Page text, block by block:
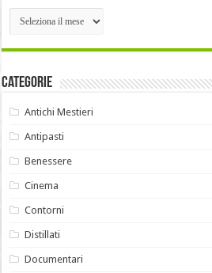
Archivi
Categorie
Antichi Mestieri
Antipasti
Benessere
Cinema
Contorni
Distillati
Documentari